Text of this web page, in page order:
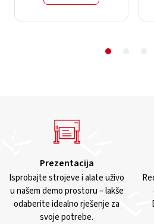
Prezentacija
Isprobajte strojeve i alate uživo
u našem demo prostoru – lakše
odaberite idealno rješenje za
svoje potrebe.